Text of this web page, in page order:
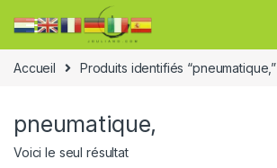
Accueil Produits identifiés “pneumatique,”
pneumatique,
Voici le seul résultat